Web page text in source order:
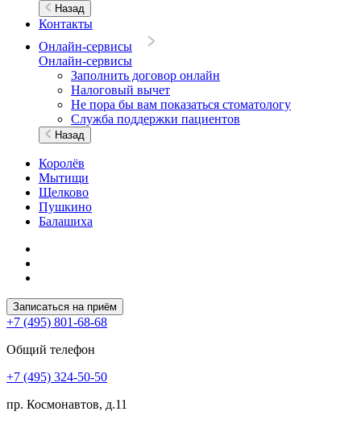
Назад
Контакты
Онлайн-сервисы
Онлайн-сервисы
Заполнить договор онлайн
Налоговый вычет
Не пора бы вам показаться стоматологу
Служба поддержки пациентов
Назад
Королёв
Мытищи
Щелково
Пушкино
Балашиха
Записаться на приём
+7 (495) 801-68-68
Общий телефон
+7 (495) 324-50-50
пр. Космонавтов, д.11